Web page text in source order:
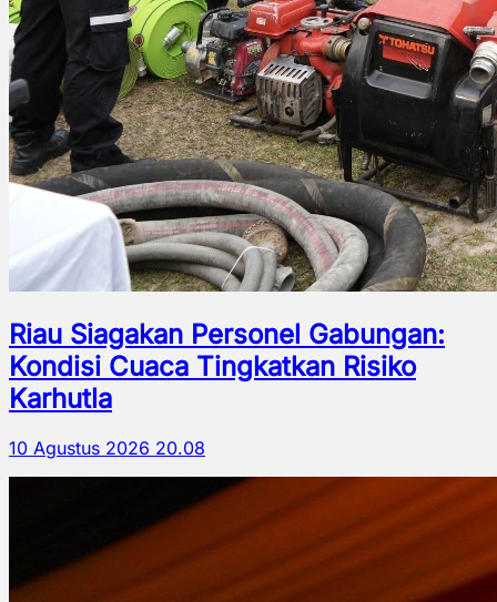
Riau Siagakan Personel Gabungan:
Kondisi Cuaca Tingkatkan Risiko
Karhutla
10 Agustus 2026 20.08